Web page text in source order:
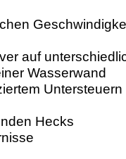
auf
Wasserwand
Hecks